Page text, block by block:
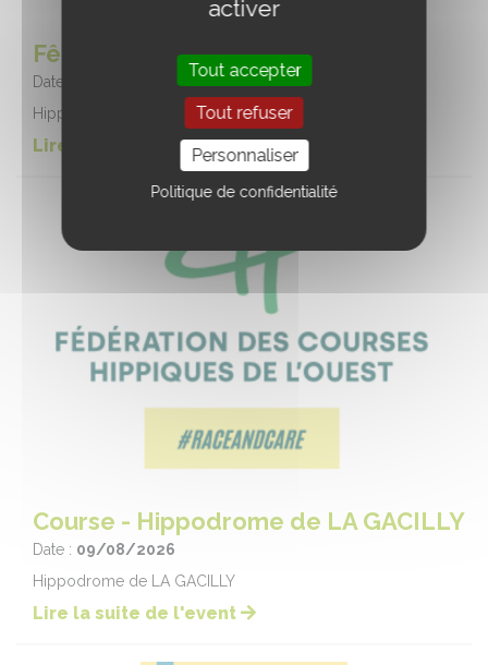
Fête de l'hippodrome
Date :
Hippodrome d'Aix-les-Bains ► c'est la fête !
Lire la suite de l'event
Course - Hippodrome de LA GACILLY
Date : 09/08/2026
Hippodrome de LA GACILLY
Lire la suite de l'event
activer
Tout accepter
Tout refuser
Personnaliser
Politique de confidentialité